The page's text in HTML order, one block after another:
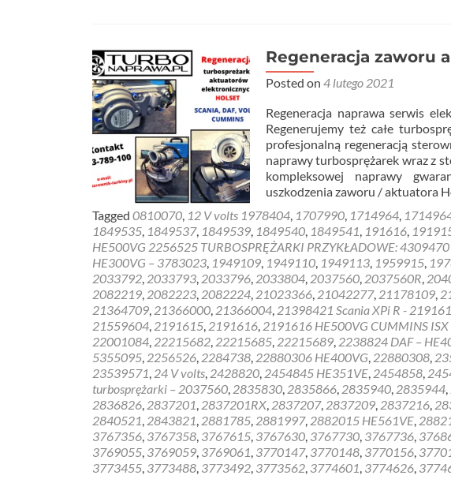
Regeneracja zaworu
Posted on 4 lutego 2021
Regeneracja naprawa serwis
Regenerujemy też całe
profesjonalną regeneracją
naprawy turbosprężarek wraz z
kompleksowej naprawy
uszkodzenia zaworu / aktuatora
Tagged 0810070, 12 V volts 1978404, 1707990, 1714964,
1849535, 1849537, 1849539, 1849540, 1849541, 191616,
HE500VG 2256525 TURBOSPRĘŻARKI PRZYKŁADOWE:
HE300VG – 3783023, 1949109, 1949110, 1949113, 1959915,
2033792, 2033793, 2033796, 2033804, 2037560, 2037560R,
2082219, 2082223, 2082224, 21023366, 21042277, 21178109,
21364709, 21366000, 21366004, 21398421 Scania XPi R -
21559604, 2191615, 2191616, 2191616 HE500VG CUMMINS
22001084, 22215682, 22215685, 22215689, 2238824 DAF –
5355095, 2256526, 2284738, 22880306 HE400VG, 22880308,
23539571, 24 V volts, 2428820, 2454845 HE351VE, 2454858,
turbosprężarki – 2037560, 2835830, 2835866, 2835940, 2835944,
2836826, 2837201, 2837201RX, 2837207, 2837209, 2837216,
2840521, 2843821, 2881785, 2881997, 2882015 HE561VE,
3767356, 3767358, 3767615, 3767630, 3767730, 3767736,
3769055, 3769059, 3769061, 3770147, 3770148, 3770156,
3773455, 3773488, 3773492, 3773562, 3774601, 3774626,